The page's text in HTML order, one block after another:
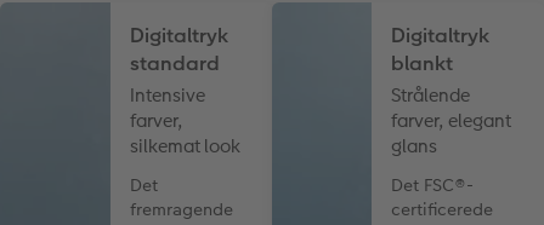
Digitaltryk
standard
Intensive
farver,
silkemat look
Det
fremragende
Digitaltryk
blankt
Strålende
farver, elegant
glans
Det FSC®-
certificerede